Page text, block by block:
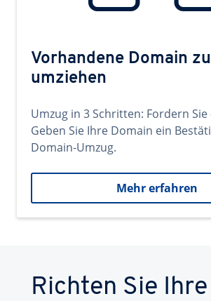
Vorhandene Domain
umziehen
Umzug in 3 Schritten: Fordern Sie
Geben Sie Ihre Domain ein
Domain-Umzug.
Mehr erfahren
Richten Sie Ihre